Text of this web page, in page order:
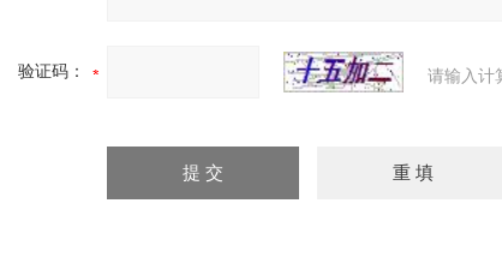
验证码： 请输入计